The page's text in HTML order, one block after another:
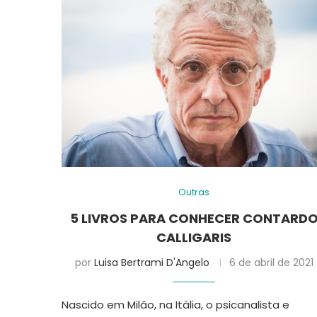
Outras
5 LIVROS PARA CONHECER
CALLIGARIS
por Luisa Bertrami D'Angelo 6 de abril de 2021
Nascido em Milão, na Itália, o psicanalista e